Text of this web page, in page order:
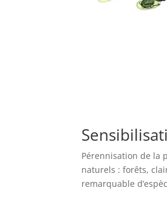
Pérennisation de la
naturels : forêts,
remarquable